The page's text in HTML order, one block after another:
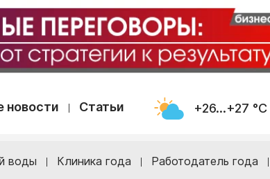
новости Статьи +26...+27 °С
воды Клиника года Работодатель года